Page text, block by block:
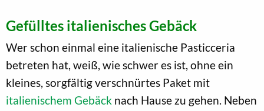
Gefülltes italienisches Gebäck
Wer schon einmal eine italienische Pasticceria
betreten hat, weiß, wie schwer es ist, ohne ein
kleines, sorgfältig verschnürtes Paket mit
italienischem Gebäck nach Hause zu gehen. Neben